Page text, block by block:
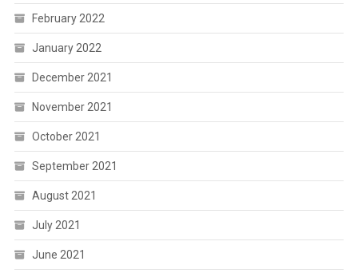
February 2022
January 2022
December 2021
November 2021
October 2021
September 2021
August 2021
July 2021
June 2021